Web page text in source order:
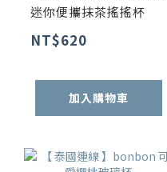
迷你便攜抹茶搖搖杯
NT$620
加入購物車